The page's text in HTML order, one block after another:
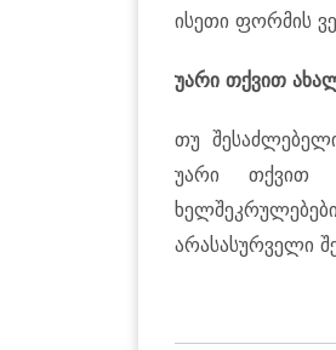
ისეთი ფორმის
უარი თქვით
თუ
უარი თქვით
არასასურველი